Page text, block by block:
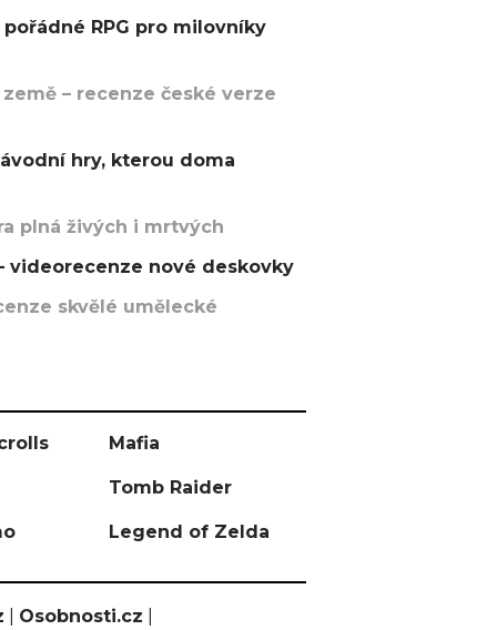
RPG pro milovníky
– recenze české verze
hry, kterou doma
plná živých i mrtvých
videorecenze nové deskovky
skvělé umělecké
Mafia
Tomb Raider
Legend of Zelda
Osobnosti.cz